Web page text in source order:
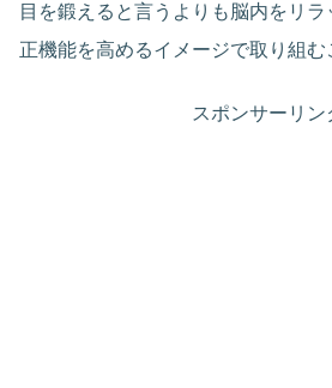
目を鍛えると言うよりも脳内をリ
正機能を高めるイメージで取り組む
スポンサーリン